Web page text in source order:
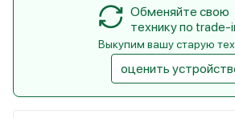
Обменяйте свою
технику по trade-
Выкупим вашу старую
оценить